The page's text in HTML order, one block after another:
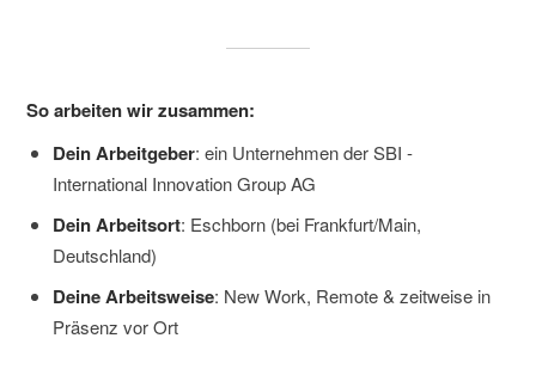
So arbeiten wir zusammen:
Dein Arbeitgeber: ein Unternehmen der SBI -
International Innovation Group AG
Dein Arbeitsort: Eschborn (bei Frankfurt/Main,
Deutschland)
Deine Arbeitsweise: New Work, Remote & zeitweise in
Präsenz vor Ort